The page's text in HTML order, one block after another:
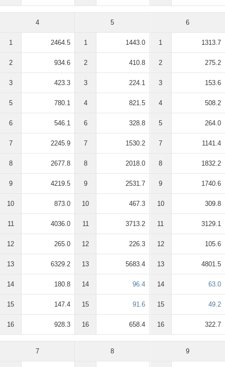
4
1 2464.5
2 934.6
3 423.3
5 780.1
6 546.1
7 2245.9
8 2677.8
9 4219.5
10 873.0
11 4036.0
12 265.0
13 6329.2
14 180.8
15 147.4
16 928.3
5
1 1443.0
2 410.8
3 224.1
4 821.5
6 328.8
7 1530.2
8 2018.0
9 2531.7
10 467.3
11 3713.2
12 226.3
13 5683.4
14 96.4
15 91.6
16 658.4
6
1 1313.7
2 275.2
3 153.6
4 508.2
5 264.0
7 1141.4
8 1832.2
9 1740.6
10 309.8
11 3129.1
12 105.6
13 4801.5
14 63.0
15 49.2
16 322.7
7 8 9